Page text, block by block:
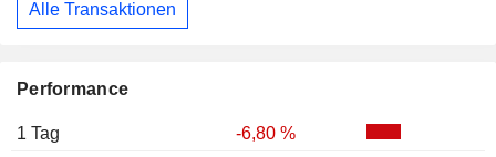
Performance
1 Tag
-6,80 %
Alle Transaktionen